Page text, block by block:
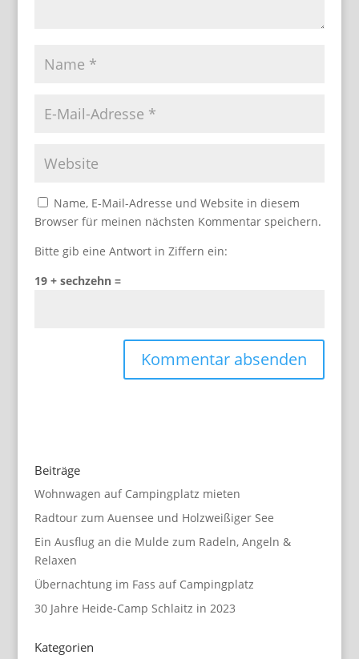
Name, E-Mail-Adresse und Website in diesem
Browser für meinen nächsten Kommentar speichern.
Bitte gib eine Antwort in Ziffern ein:
19 + sechzehn =
Beiträge
Wohnwagen auf Campingplatz mieten
Radtour zum Auensee und Holzweißiger See
Ein Ausflug an die Mulde zum Radeln, Angeln &
Relaxen
Übernachtung im Fass auf Campingplatz
30 Jahre Heide-Camp Schlaitz in 2023
Kategorien